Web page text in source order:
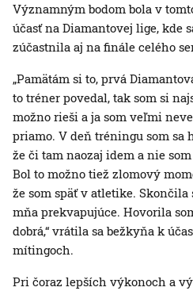
Významným bodom bola v
účasť na Diamantovej lige, kde
zúčastnila aj na finále celého
„Pamätám si to, prvá
to tréner povedal, tak som si
možno rieši a ja som veľmi
priamo. V deň tréningu som sa
že či tam naozaj idem a nie
Bol to možno tiež zlomový
že som späť v atletike. Skončila
mňa prekvapujúce. Hovorila
dobrá,“ vrátila sa bežkyňa k
mítingoch.
Pri čoraz lepších výkonoch a